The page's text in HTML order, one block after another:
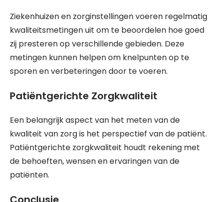
Ziekenhuizen en zorginstellingen voeren regelmatig
kwaliteitsmetingen uit om te beoordelen hoe goed
zij presteren op verschillende gebieden. Deze
metingen kunnen helpen om knelpunten op te
sporen en verbeteringen door te voeren.
Patiëntgerichte Zorgkwaliteit
Een belangrijk aspect van het meten van de
kwaliteit van zorg is het perspectief van de patiënt.
Patiëntgerichte zorgkwaliteit houdt rekening met
de behoeften, wensen en ervaringen van de
patiënten.